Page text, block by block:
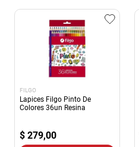
FILGO
Lapices Filgo Pinto De
Colores 36un Resina
$ 279,00